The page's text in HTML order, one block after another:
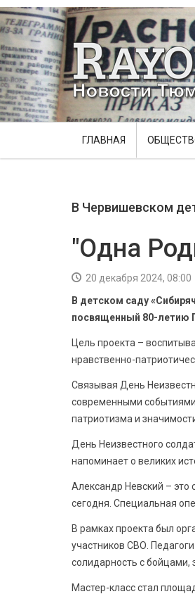
ГЛАВНАЯ
В Червишевском
"Одна
20 декабря 2024, 08:00
В детском саду
посвященный 80-летию
Цель проекта –
нравственно-
Связывая День
современными
патриотизма и
День Неизвестного
напоминает о великих
Александр Невский – это
сегодня. Специальная
В рамках проекта был
участников СВО.
солидарность с бойцами,
Мастер-класс стал